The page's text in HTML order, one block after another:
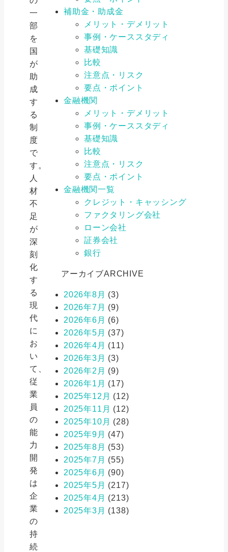
一
部
を
国
が
助
成
す
る
制
度
で
す。
人
材
不
足
が
深
刻
化
す
る
現
代
に
お
い
て、
従
業
員
の
能
力
開
発
は
企
業
の
持
続
補助金・助成金
メリット・デメリット
事例・ケーススタディ
基礎知識
比較
注意点・リスク
要点・ポイント
金融機関
メリット・デメリット
事例・ケーススタディ
基礎知識
比較
注意点・リスク
要点・ポイント
金融機関一覧
クレジット・キャッシング
ファクタリング会社
ローン会社
証券会社
銀行
アーカイブARCHIVE
2026年8月 (3)
2026年7月 (9)
2026年6月 (6)
2026年5月 (37)
2026年4月 (11)
2026年3月 (3)
2026年2月 (9)
2026年1月 (17)
2025年12月 (12)
2025年11月 (12)
2025年10月 (28)
2025年9月 (47)
2025年8月 (53)
2025年7月 (55)
2025年6月 (90)
2025年5月 (217)
2025年4月 (213)
2025年3月 (138)